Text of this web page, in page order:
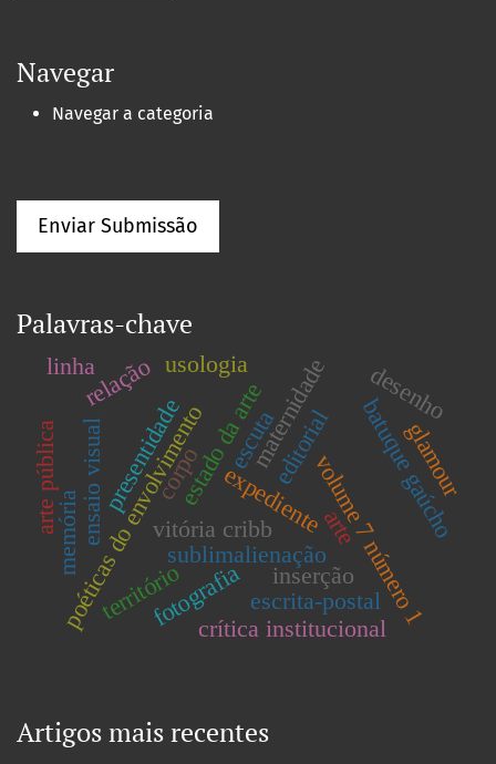
Navegar
Navegar a categoria
Enviar Submissão
Palavras-chave
estado da arteexpediente
editorial
poéticas do envolvimento volume 7 número 1
sublimalienação
presentidade
fotografia
ensaio visual batuque gaúcho
maternidade
memória vitória cribb
glamour
inserção
território
usologia
arte pública
crítica institucional
escrita-postal
relação
linha desenho
corpo
escuta
arte
Artigos mais recentes